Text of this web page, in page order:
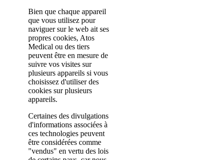
Bien que chaque appareil
que vous utilisez pour
naviguer sur le web ait ses
propres cookies, Atos
Medical ou des tiers
peuvent être en mesure de
suivre vos visites sur
plusieurs appareils si vous
choisissez d'utiliser des
cookies sur plusieurs
appareils.
Certaines des divulgations
d'informations associées à
ces technologies peuvent
être considérées comme
"vendus" en vertu des lois